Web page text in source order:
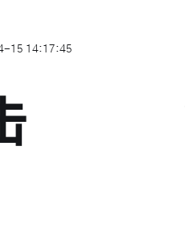
15 14:17:45